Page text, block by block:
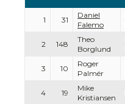
1 31
Daniel
Falemo
2 148
Theo
Borglund
3 10
Roger
Palmér
4 19
Mike
Kristiansen